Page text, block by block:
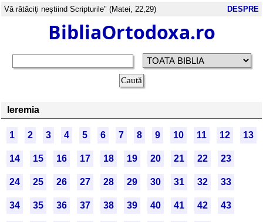
Vă rătăciţi neştiind Scripturile" (Matei, 22,29) DESPRE
BibliaOrtodoxa.ro
Ieremia
1 2 3 4 5 6 7 8 9 10 11 12 13
14 15 16 17 18 19 20 21 22 23
24 25 26 27 28 29 30 31 32 33
34 35 36 37 38 39 40 41 42 43